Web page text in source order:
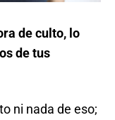
de culto, lo
de tus
ni nada de eso;